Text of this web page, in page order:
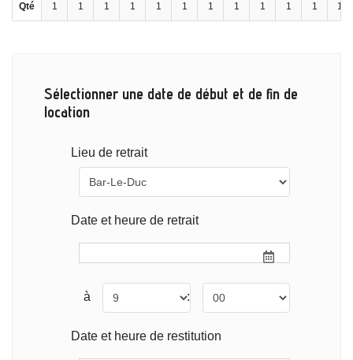
Qté 1 1 1 1 1 1 1 1 1 1 1 1
Sélectionner une date de début et de fin de
location
Lieu de retrait
Date et heure de retrait
à :
Date et heure de restitution